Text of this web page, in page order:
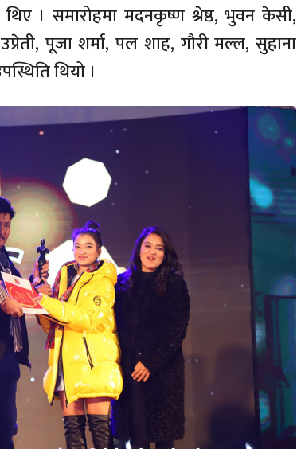
। समारोहमा मदनकृष्ण श्रेष्ठ, भुवन केसी,
पूजा शर्मा, पल शाह, गौरी मल्ल, सुहाना
थियो ।